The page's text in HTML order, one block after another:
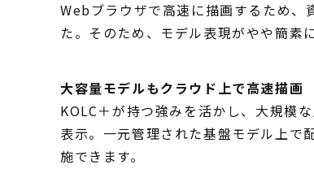
Webブラウザで高速に描画するため、
た。そのため、モデル表現がやや簡素
大容量モデルもクラウド上で高速描画
KOLC＋が持つ強みを活かし、大規模
表示。一元管理された基盤モデル上で
施できます。